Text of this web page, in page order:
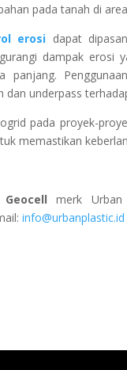
pada tanah di
erosi dapat
dampak erosi
panjang.
underpass
pada proyek-
memastikan
Geocellmerk Urban
info@urbanplastic.id